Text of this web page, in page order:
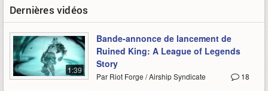
Dernières vidéos
1:39
Bande-annonce de lancement de
Ruined King: A League of Legends
Story
18
Par Riot Forge / Airship Syndicate